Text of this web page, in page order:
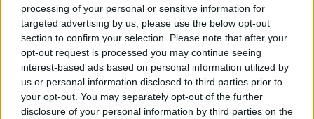
processing of your personal or sensitive information for
targeted advertising by us, please use the below opt-out
section to confirm your selection. Please note that after your
opt-out request is processed you may continue seeing
interest-based ads based on personal information utilized by
us or personal information disclosed to third parties prior to
your opt-out. You may separately opt-out of the further
disclosure of your personal information by third parties on the